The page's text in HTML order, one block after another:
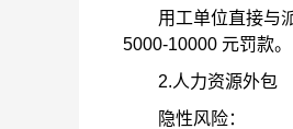
用工单位直接与派
5000-10000 元罚款。
2.人力资源外包
隐性风险：